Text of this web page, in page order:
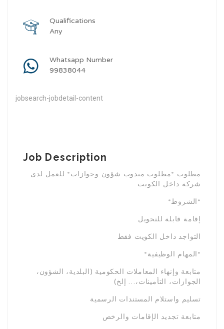
Qualifications
Any
Whatsapp Number
99838044
jobsearch-jobdetail-content
Job Description
مطلوب *مطلوب مندوب شؤون وجوازات* للعمل لدى
شركة داخل الكويت
*الشروط*
إقامة قابلة للتحويل
التواجد داخل الكويت فقط
*المهام الوظيفية*
الجوازات، التأمينات،… إلخ)
تسليم واستلام المستندات الرسمية
متابعة تجديد الإقامات والرخص